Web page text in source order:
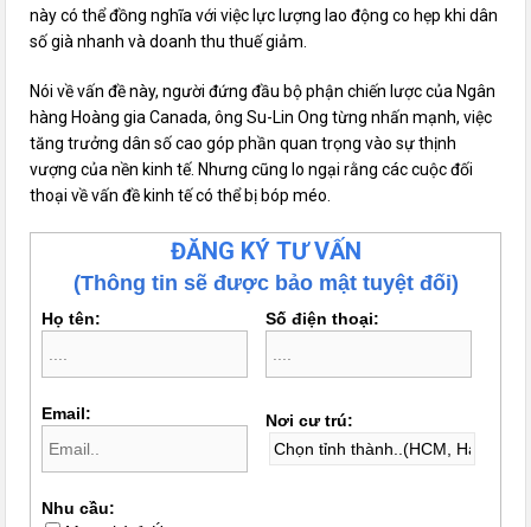
này có thể đồng nghĩa với việc lực lượng lao động co hẹp khi dân
số già nhanh và doanh thu thuế giảm.
Nói về vấn đề này, người đứng đầu bộ phận chiến lược của Ngân
hàng Hoàng gia Canada, ông Su-Lin Ong từng nhấn mạnh, việc
tăng trưởng dân số cao góp phần quan trọng vào sự thịnh
vượng của nền kinh tế. Nhưng cũng lo ngại rằng các cuộc đối
thoại về vấn đề kinh tế có thể bị bóp méo.
ĐĂNG KÝ TƯ VẤN
(Thông tin sẽ được bảo mật tuyệt đối)
Họ tên: Số điện thoại:
Email: Nơi cư trú:
Nhu cầu: